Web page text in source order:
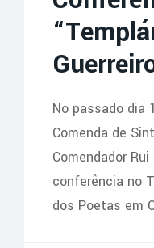
No passado dia
Comenda de
Comendador
conferência no
dos Poetas em